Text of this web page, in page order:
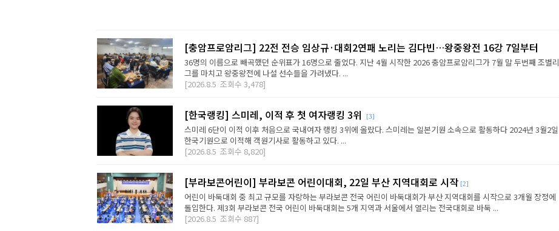
[충암프로암리그] 22전 전승 임상규·대회2연패 노리는 김다빈…왕중왕전 16강 7일부터
36명의 이름으로 빼곡했던 순위표가 16명으로 줄었다. 지난 4월 시작한 2026 충암프로암리그가 7월 말 두번째 조별리
그를 마치고 왕중왕전에 나설 선수들을 가려냈다. ...
[2026.8.5 조회수 3,478]
[한국랭킹] 스미레, 이적 후 첫 여자랭킹 3위 [3]
스미레 6단이 이적 이후 처음으로 국내여자 랭킹 3위에 올랐다. 스미레는 일본기원 소속으로 활동하다 2024년 3월2일
한국기원으로 이적해 객원기사로 활동하고 있다. ...
[2026.8.5 조회수 8,820]
[부라보콘어린이] 부라보콘 어린이대회, 22일 부산 지역대회로 시작 [2]
어린이 바둑대회 중 최고 규모를 자랑하는 부라보콘 전국 어린이 바둑대회가 부산 지역대회를 시작으로 3개월 장정에
돌입한다. 제3회 부라보콘 전국 어린이 바둑대회는 5개 지역과 서울에서 열리는 전국대회로 바둑 ...
[2026.8.5 조회수 887]